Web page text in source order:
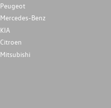
Peugeot
Mercedes-Benz
KIA
Citroen
Mitsubishi